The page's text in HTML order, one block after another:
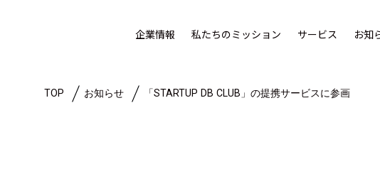
企業情報 私たちのミッション サービス お知
TOP お知らせ 「STARTUP DB CLUB」の提携サービスに参画